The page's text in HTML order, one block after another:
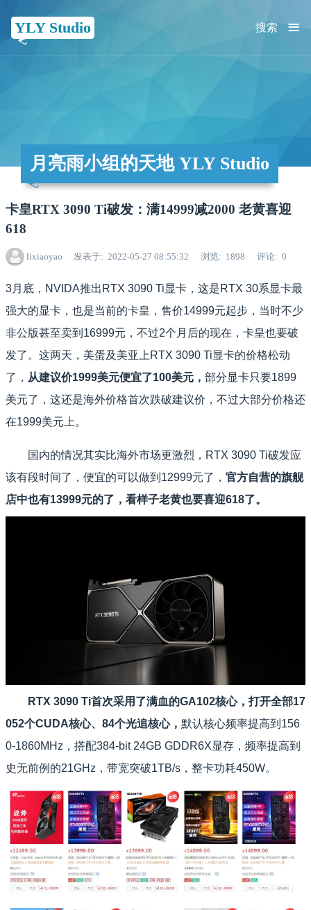
YLY Studio ≡
搜索
月亮雨小组的天地 YLY Studio
卡皇RTX 3090 Ti破发：满14999减2000 老黄喜迎
618
lixiaoyao 发表于 2022-05-27 08:55:32 浏览 1898 评论 0
3月底，NVIDA推出RTX 3090 Ti显卡，这是RTX 30系显卡最
强大的显卡，也是当前的卡皇，售价14999元起步，当时不少
非公版甚至卖到16999元，不过2个月后的现在，卡皇也要破
发了。这两天，美蛋及美亚上RTX 3090 Ti显卡的价格松动
了， 从建议价1999美元便宜了100美元， 部分显卡只要1899
美元了，这还是海外价格首次跌破建议价，不过大部分价格还
在1999美元上。
国内的情况其实比海外市场更激烈，RTX 3090 Ti破发应
该有段时间了，便宜的可以做到12999元了， 官方自营的旗舰
店中也有13999元的了，看样子老黄也要喜迎618了。
RTX 3090 Ti首次采用了满血的GA102核心，打开全部17
052个CUDA核心、84个光追核心， 默认核心频率提高到156
0-1860MHz，搭配384-bit 24GB GDDR6X显存，频率提高到
史无前例的21GHz，带宽突破1TB/s，整卡功耗450W。